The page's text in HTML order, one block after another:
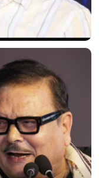
फिर देरी होने पर